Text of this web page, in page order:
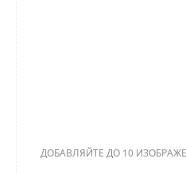
ДОБАВЛЯЙТЕ ДО 10